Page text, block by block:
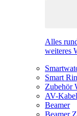
Alles
weiteres
Smart
Zubehör
AV-
Beamer
Beamer